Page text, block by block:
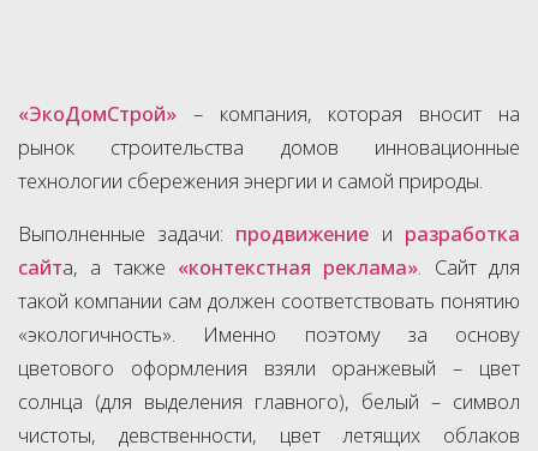
«ЭкоДомСтрой» – компания, которая вносит на
рынок строительства домов инновационные
технологии сбережения энергии и самой природы.
Выполненные задачи: продвижение и разработка
сайта, а также «контекстная реклама». Сайт для
такой компании сам должен соответствовать понятию
«экологичность». Именно поэтому за основу
цветового оформления взяли оранжевый – цвет
солнца (для выделения главного), белый – символ
чистоты, девственности, цвет летящих облаков